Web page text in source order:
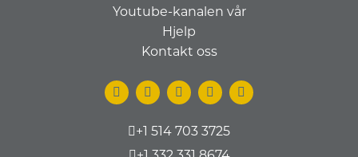
Youtube-kanalen vår
Hjelp
Kontakt oss
+1 514 703 3725